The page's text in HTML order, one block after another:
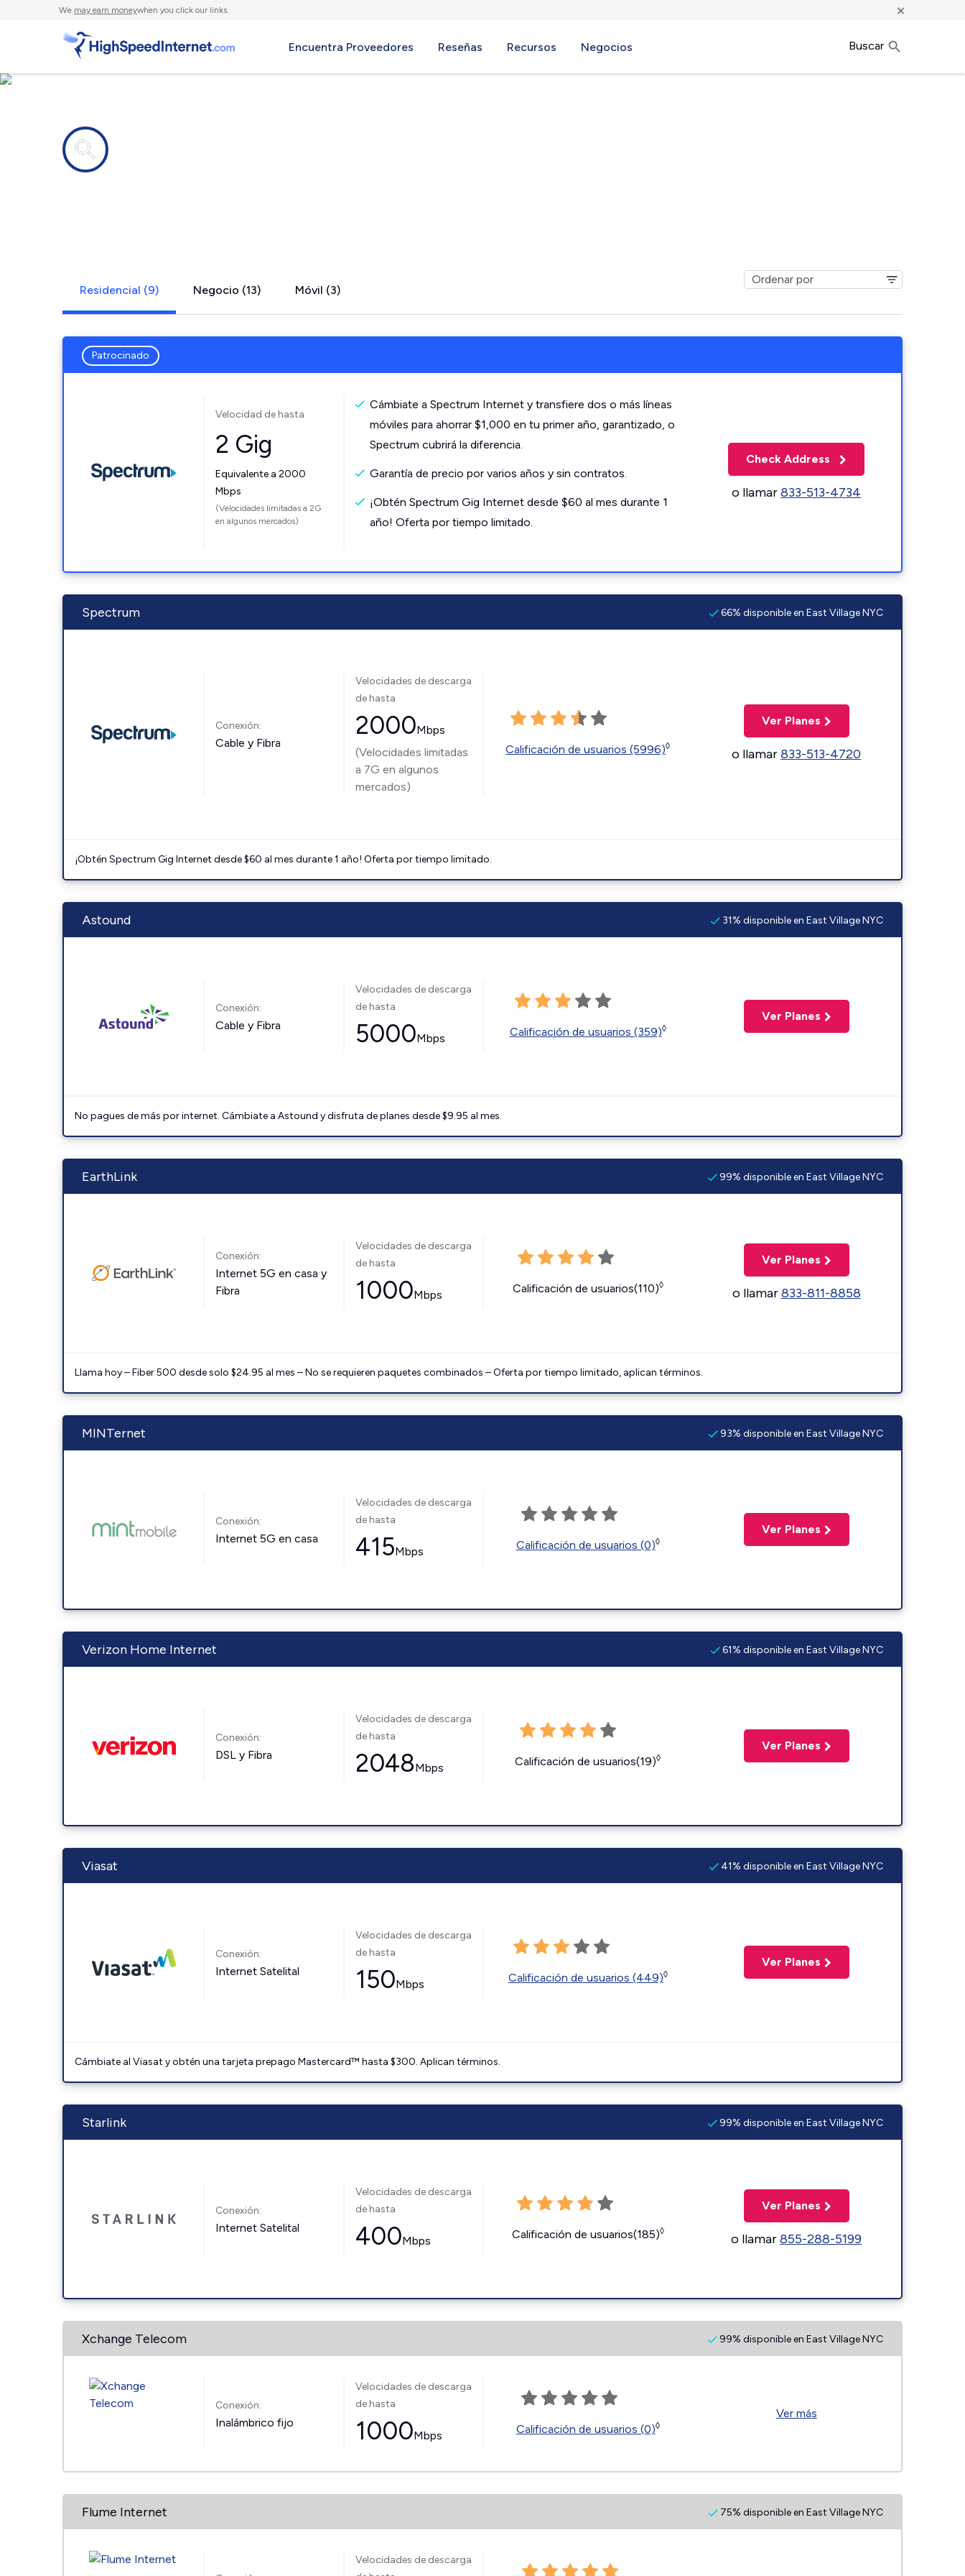
We may earn moneywhen you click our links. ×
Encuentra Proveedores Reseñas Recursos Negocios Buscar
Residencial (9) Negocio (13) Móvil (3)
Patrocinado
Velocidad de hasta
2 Gig
Equivalente a 2000
Mbps
(Velocidades limitadas a 2G
en algunos mercados)
Cámbiate a Spectrum Internet y transfiere dos o más líneas
móviles para ahorrar $1,000 en tu primer año, garantizado, o
Spectrum cubrirá la diferencia.
Garantía de precio por varios años y sin contratos.
¡Obtén Spectrum Gig Internet desde $60 al mes durante 1
año! Oferta por tiempo limitado.
Check Address
o llamar833-513-4734
Spectrum 66% disponible en East Village NYC
Conexión:
Cable y Fibra
Velocidades de descarga
de hasta
2000Mbps
(Velocidades limitadas
a 7G en algunos
mercados)
Calificación de usuarios (5996)◊
Ver Planes
o llamar833-513-4720
¡Obtén Spectrum Gig Internet desde $60 al mes durante 1 año! Oferta por tiempo limitado.
Astound 31% disponible en East Village NYC
Conexión:
Cable y Fibra
Velocidades de descarga
de hasta
5000Mbps Calificación de usuarios (359)◊
Ver Planes
No pagues de más por internet. Cámbiate a Astound y disfruta de planes desde $9.95 al mes.
EarthLink 99% disponible en East Village NYC
Conexión:
Internet 5G en casa y
Fibra
Velocidades de descarga
de hasta
1000Mbps Calificación de usuarios(110)◊
Ver Planes
o llamar833-811-8858
Llama hoy – Fiber 500 desde solo $24.95 al mes – No se requieren paquetes combinados – Oferta por tiempo limitado, aplican términos.
MINTernet 93% disponible en East Village NYC
Conexión:
Internet 5G en casa
Velocidades de descarga
de hasta
415Mbps Calificación de usuarios (0)◊
Ver Planes
Verizon Home Internet 61% disponible en East Village NYC
Conexión:
DSL y Fibra
Velocidades de descarga
de hasta
2048Mbps Calificación de usuarios(19)◊
Ver Planes
Viasat 41% disponible en East Village NYC
Conexión:
Internet Satelital
Velocidades de descarga
de hasta
150Mbps Calificación de usuarios (449)◊
Ver Planes
Cámbiate al Viasat y obtén una tarjeta prepago Mastercard™ hasta $300. Aplican términos.
Starlink 99% disponible en East Village NYC
Conexión:
Internet Satelital
Velocidades de descarga
de hasta
400Mbps Calificación de usuarios(185)◊
Ver Planes
o llamar855-288-5199
Xchange Telecom 99% disponible en East Village NYC
Conexión:
Inalámbrico fijo
Velocidades de descarga
de hasta
1000Mbps Calificación de usuarios (0)◊
Ver más
Flume Internet 75% disponible en East Village NYC
Velocidades de descarga